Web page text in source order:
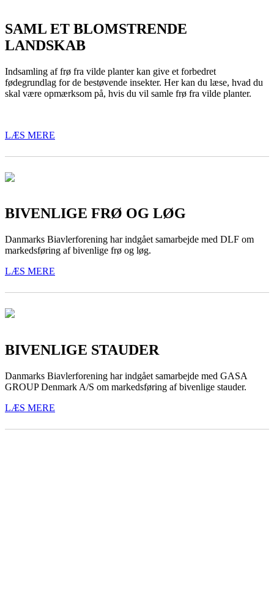
SAML ET BLOMSTRENDE
LANDSKAB
Indsamling af frø fra vilde planter kan give et forbedret
fødegrundlag for de bestøvende insekter. Her kan du læse, hvad du
skal være opmærksom på, hvis du vil samle frø fra vilde planter.
LÆS MERE
BIVENLIGE FRØ OG LØG
Danmarks Biavlerforening har indgået samarbejde med DLF om
markedsføring af bivenlige frø og løg.
LÆS MERE
BIVENLIGE STAUDER
Danmarks Biavlerforening har indgået samarbejde med GASA
GROUP Denmark A/S om markedsføring af bivenlige stauder.
LÆS MERE